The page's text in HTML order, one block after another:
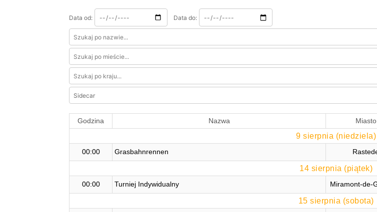
Data od: Data do:
Godzina Nazwa Miasto
9 sierpnia (niedziela)
00:00 Grasbahnrennen
14 sierpnia (piątek)
00:00 Turniej Indywidualny Miramont-de-
15 sierpnia (sobota)